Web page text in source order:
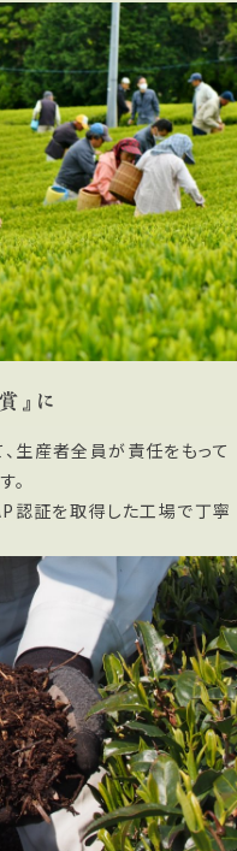
』に
生産者全員が責任をもって
。
認証を取得した工場で丁寧